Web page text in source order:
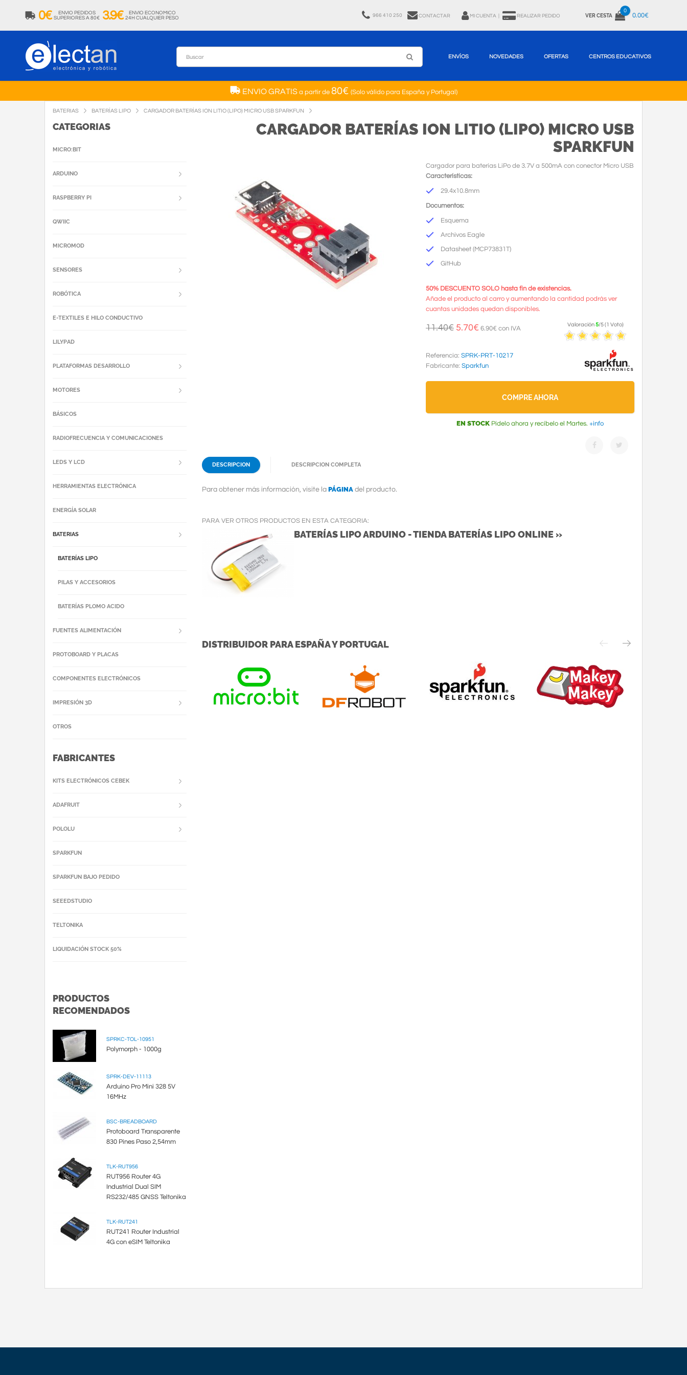
0€
ENVIO PEDIDOS
SUPERIORES A 80€ 3.9€
ENVIO ECONOMICO
24H CUALQUIER PESO
966 410 250 CONTACTAR MI CUENTA REALIZAR PEDIDO VER CESTA
0
0.00€
ENVÍOS NOVEDADES OFERTAS CENTROS EDUCATIVOS
ENVIO GRATISa partir de 80€ (Solo válido para España y Portugal)
BATERIAS BATERÍAS LIPO CARGADOR BATERÍAS ION LITIO (LIPO) MICRO USB SPARKFUN
CARGADOR BATERÍAS ION LITIO (LIPO) MICRO USB
SPARKFUN
Cargador para baterías LiPo de 3.7V a 500mA con conector Micro USB
Características:
29.4x10.8mm
Documentos:
Esquema
Archivos Eagle
Datasheet (MCP73831T)
GitHub
50% DESCUENTO SOLO hasta fin de existencias.
Añade el producto al carro y aumentando la cantidad podrás ver
cuantas unidades quedan disponibles.
11.40€ 5.70€ 6.90€ con IVA
Valoración5/5(1 Voto)
Referencia: SPRK-PRT-10217
Fabricante: Sparkfun
COMPRE AHORA
EN STOCK Pídelo ahora y recíbelo el Martes. +info
DESCRIPCION DESCRIPCION COMPLETA
Para obtener más información, visite la PÁGINA del producto.
PARA VER OTROS PRODUCTOS EN ESTA CATEGORIA:
BATERÍAS LIPO ARDUINO - TIENDA BATERÍAS LIPO ONLINE »
DISTRIBUIDOR PARA ESPAÑA Y PORTUGAL
CATEGORIAS
MICRO:BIT
ARDUINO
RASPBERRY PI
QWIIC
MICROMOD
SENSORES
ROBÓTICA
E-TEXTILES E HILO CONDUCTIVO
LILYPAD
PLATAFORMAS DESARROLLO
MOTORES
BÁSICOS
RADIOFRECUENCIA Y COMUNICACIONES
LEDS Y LCD
HERRAMIENTAS ELECTRÓNICA
ENERGÍA SOLAR
BATERIAS
BATERÍAS LIPO
PILAS Y ACCESORIOS
BATERÍAS PLOMO ACIDO
FUENTES ALIMENTACIÓN
PROTOBOARD Y PLACAS
COMPONENTES ELECTRÓNICOS
IMPRESIÓN 3D
OTROS
FABRICANTES
KITS ELECTRÓNICOS CEBEK
ADAFRUIT
POLOLU
SPARKFUN
SPARKFUN BAJO PEDIDO
SEEEDSTUDIO
TELTONIKA
LIQUIDACIÓN STOCK 50%
PRODUCTOS
RECOMENDADOS
SPRKC-TOL-10951
Polymorph - 1000g
SPRK-DEV-11113
Arduino Pro Mini 328 5V
16MHz
BSC-BREADBOARD
Protoboard Transparente
830 Pines Paso 2,54mm
TLK-RUT956
RUT956 Router 4G
Industrial Dual SIM
RS232/485 GNSS Teltonika
TLK-RUT241
RUT241 Router Industrial
4G con eSIM Teltonika